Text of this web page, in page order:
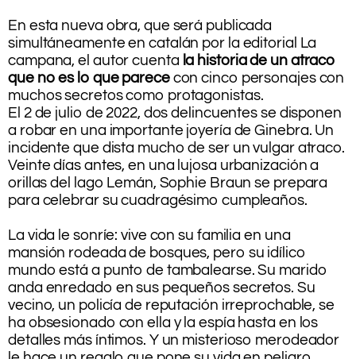
En esta nueva obra, que será publicada
simultáneamente en catalán por la editorial La
campana, el autor cuenta la historia de un atraco
que no es lo que parececon cinco personajes con
muchos secretos como protagonistas.
El 2 de julio de 2022, dos delincuentes se disponen
a robar en una importante joyería de Ginebra. Un
incidente que dista mucho de ser un vulgar atraco.
Veinte días antes, en una lujosa urbanización a
orillas del lago Lemán, Sophie Braun se prepara
para celebrar su cuadragésimo cumpleaños.
La vida le sonríe: vive con su familia en una
mansión rodeada de bosques, pero su idílico
mundo está a punto de tambalearse. Su marido
anda enredado en sus pequeños secretos. Su
vecino, un policía de reputación irreprochable, se
ha obsesionado con ella y la espía hasta en los
detalles más íntimos. Y un misterioso merodeador